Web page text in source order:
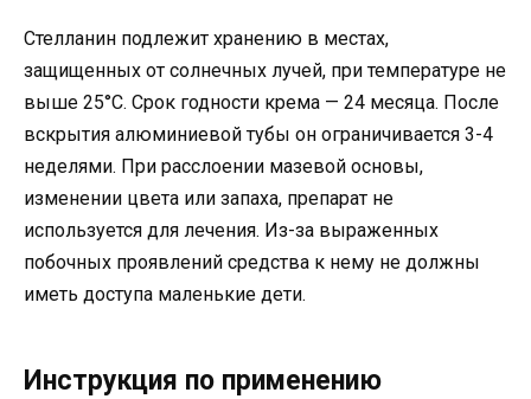
Стелланин подлежит хранению в местах,
защищенных от солнечных лучей, при температуре не
выше 25°C. Срок годности крема — 24 месяца. После
вскрытия алюминиевой тубы он ограничивается 3-4
неделями. При расслоении мазевой основы,
изменении цвета или запаха, препарат не
используется для лечения. Из-за выраженных
побочных проявлений средства к нему не должны
иметь доступа маленькие дети.
Инструкция по применению